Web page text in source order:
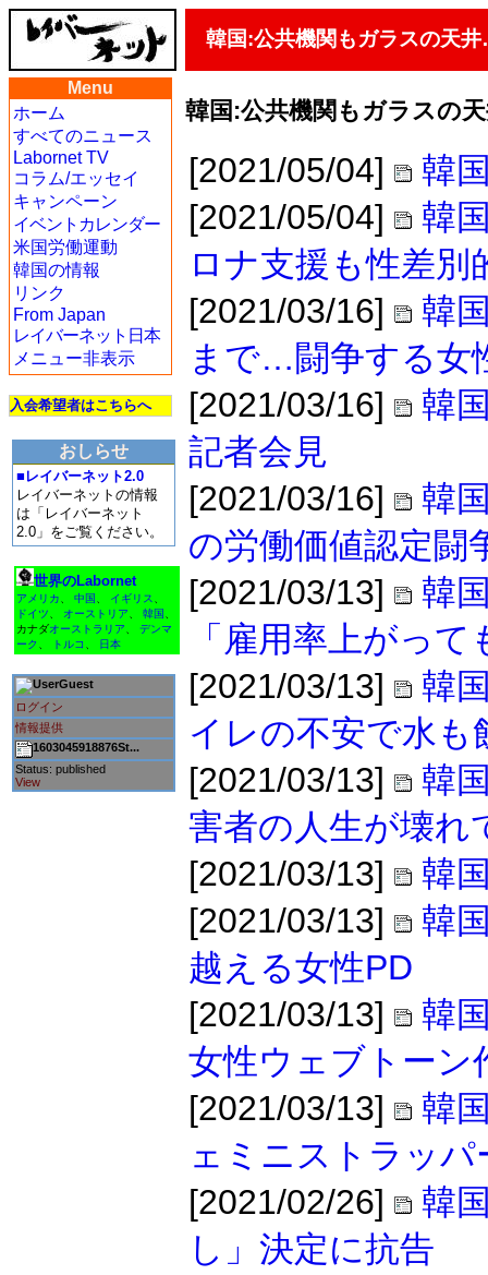
韓国:公共機関もガラスの天
Menu
ホーム
すべてのニュース
Labornet TV
コラム/エッセイ
キャンペーン
イベントカレンダー
米国労働運動
韓国の情報
リンク
From Japan
レイバーネット日本
メニュー非表示
入会希望者はこちらへ
おしらせ
■レイバーネット2.0
レイバーネットの情報
は「レイバーネット
2.0」をご覧ください。
世界のLabornet
アメリカ 中国 イギリス
ドイツ
オーストリア 韓国
カナダオーストラリア
デンマ
ーク
トルコ 日本
Guest
ログイン
情報提供
1603045918876St...
Status: published
View
韓国:公共機関もガラスの
[2021/05/04]
韓
[2021/05/04]
韓
ロナ支援も性差別
[2021/03/16]
韓
まで…闘争する女
[2021/03/16]
韓
記者会見
[2021/03/16]
韓
の労働価値認定闘
[2021/03/13]
韓
「雇用率上がっ
[2021/03/13]
韓
イレの不安で水も
[2021/03/13]
韓
害者の人生が壊れ
[2021/03/13]
韓
[2021/03/13]
韓
越える女性PD
[2021/03/13]
韓
女性ウェブトーン
[2021/03/13]
韓
ェミニストラッパ
[2021/02/26]
韓
し」決定に抗告